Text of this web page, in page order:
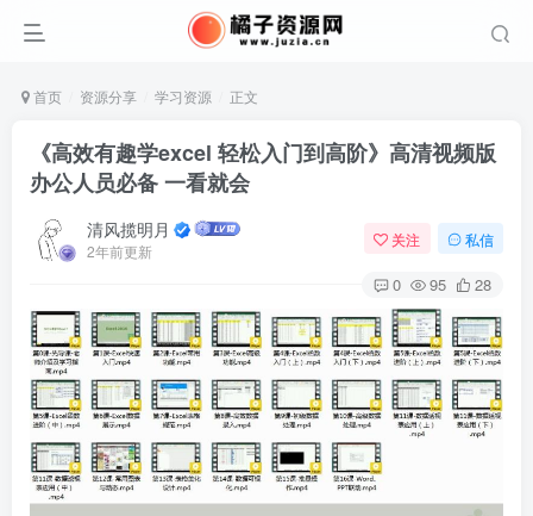
首页 资源分享 学习资源 正文
《高效有趣学excel 轻松入门到高阶》高清视频版
办公人员必备 一看就会
清风揽明月
2年前更新
关注 私信
0 95 28